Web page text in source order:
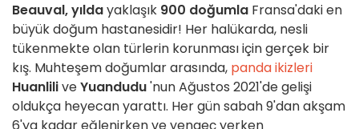
Beauval, yıldayaklaşık 900 doğumla Fransa'daki en
büyük doğum hastanesidir! Her halükarda, nesli
tükenmekte olan türlerin korunması için gerçek bir
kış. Muhteşem doğumlar arasında, panda ikizleri
HuanliliveYuandudu'nun Ağustos 2021'de gelişi
oldukça heyecan yarattı. Her gün sabah 9'dan akşam